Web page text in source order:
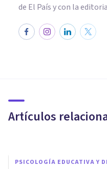
de El País y con la
Artículos
durante la
PSICOLOGÍA EDUCATIVA Y